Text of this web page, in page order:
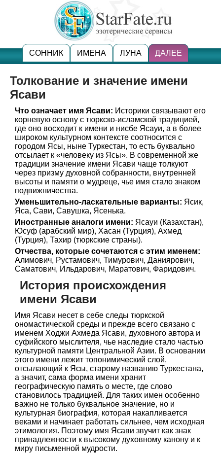
СОННИК ИМЕНА ЛУНА ДАЛЕЕ
Толкование и значение имени
Ясави
Что означает имя Ясави: Историки связывают его
корневую основу с тюркско-исламской традицией,
где оно восходит к имени и нисбе Ясауи, а в более
широком культурном контексте соотносится с
городом Ясы, ныне Туркестан, то есть буквально
отсылает к «человеку из Ясы». В современной же
традиции значение имени Ясави чаще толкуют
через призму духовной собранности, внутренней
высоты и памяти о мудреце, чье имя стало знаком
подвижничества.
Уменьшительно-ласкательные варианты: Ясик,
Яса, Сави, Савушка, Ясенька.
Иностранные аналоги имени: Ясауи (Казахстан),
Юсуф (арабский мир), Хасан (Турция), Ахмед
(Турция), Тахир (тюркские страны).
Отчества, которые сочетаются с этим именем:
Алимович, Рустамович, Тимурович, Даниярович,
Саматович, Ильдарович, Маратович, Фаридович.
История происхождения
имени Ясави
Имя Ясави несет в себе следы тюркской
ономастической среды и прежде всего связано с
именем Ходжи Ахмеда Ясави, духовного автора и
суфийского мыслителя, чье наследие стало частью
культурной памяти Центральной Азии. В основании
этого имени лежит топонимический слой,
отсылающий к Ясы, старому названию Туркестана,
а значит, сама форма имени хранит
географическую память о месте, где слово
становилось традицией. Для таких имен особенно
важно не только буквальное значение, но и
культурная биография, которая накапливается
веками и начинает работать сильнее, чем исходная
этимология. Поэтому имя Ясави звучит как знак
принадлежности к высокому духовному канону и к
миру письменной мудрости.